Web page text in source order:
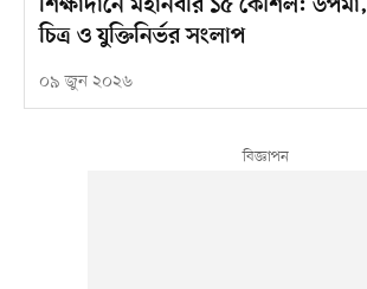
শিক্ষাদানে মহানবীর ১৫ কৌশল: উপমা,
চিত্র ও যুক্তিনির্ভর সংলাপ
০৯ জুন ২০২৬